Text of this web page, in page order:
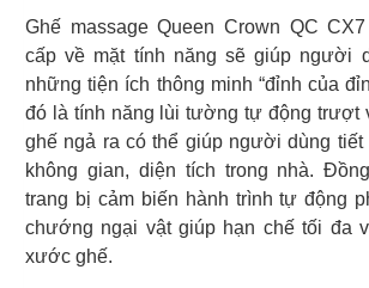
Ghế massage Queen Crown QC
cấp về mặt tính năng sẽ giúp người
những tiện ích thông minh “đỉnh của
đó là tính năng lùi tường tự động trượt
ghế ngả ra có thể giúp người dùng tiết
không gian, diện tích trong nhà.
trang bị cảm biến hành trình tự động
chướng ngại vật giúp hạn chế tối đa
xước ghế.